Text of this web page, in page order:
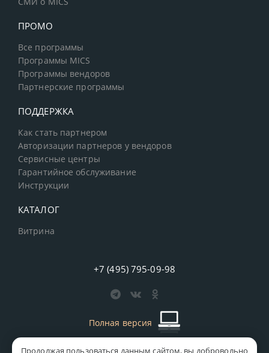
Продолжая пользоваться данным сайтом, вы добровольно
ПРОМО
Все программы
Программы MICS
Программы вендоров
Партнерские программы
ПОДДЕРЖКА
Как стать партнером
Авторизации партнеров у вендоров
Сервисные центры
Гарантийное обслуживание
Инструкции
КАТАЛОГ
Витрина
+7 (495) 795-09-98
Полная версия
старая версия сайтаMICS